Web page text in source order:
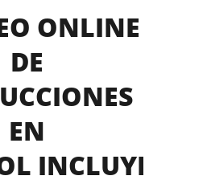
ONLINE
DE
EN
INCLUYE